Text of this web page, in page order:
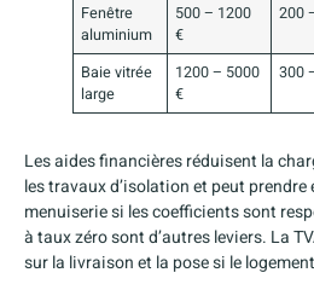
Fenêtre
aluminium
500 – 1200
€
200
Baie vitrée
large
1200 – 5000
€
300
Les aides financières réduisent la
les travaux d’isolation et peut prendre
menuiserie si les coefficients sont
à taux zéro sont d’autres leviers. La
sur la livraison et la pose si le